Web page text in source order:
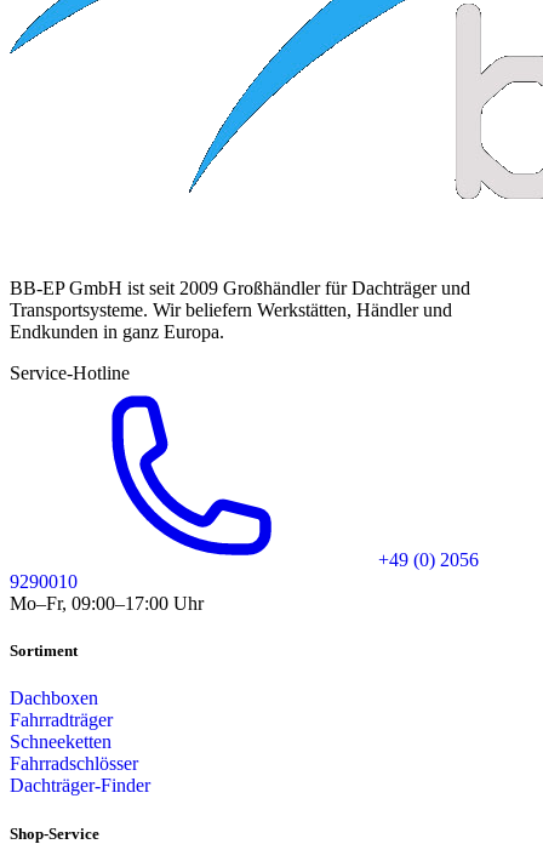
BB-EP GmbH ist seit 2009 Großhändler für Dachträger und
Transportsysteme. Wir beliefern Werkstätten, Händler und
Endkunden in ganz Europa.
Service-Hotline
+49 (0) 2056
9290010
Mo–Fr, 09:00–17:00 Uhr
Sortiment
Dachboxen
Fahrradträger
Schneeketten
Fahrradschlösser
Dachträger-Finder
Shop-Service